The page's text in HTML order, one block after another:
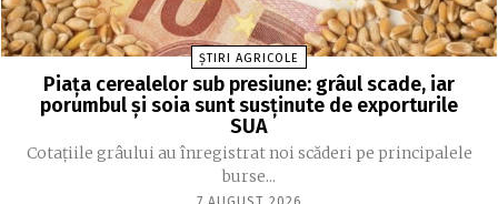
ȘTIRI AGRICOLE
Piața cerealelor sub presiune: grâul scade, iar
porumbul și soia sunt susținute de exporturile
SUA
Cotațiile grâului au înregistrat noi scăderi pe principalele
burse...